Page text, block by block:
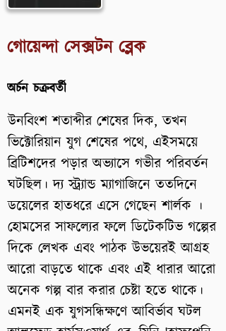
গোয়েন্দা সেক্সটন ব্লেক
অর্চন চক্রবর্তী
উনবিংশ শতাব্দীর শেষের দিক, তখন
ভিক্টোরিয়ান যুগ শেষের পথে, এইসময়ে
ব্রিটিশদের পড়ার অভ্যাসে গভীর পরিবর্তন
ঘটছিল। দ্য স্ট্র্যান্ড ম্যাগাজিনে ততদিনে
ডয়েলের হাতধরে এসে গেছেন শার্লক ।
হোমসের সাফল্যের ফলে ডিটেকটিভ গল্পের
দিকে লেখক এবং পাঠক উভয়েরই আগ্রহ
আরো বাড়তে থাকে এবং এই ধারার আরো
অনেক গল্প বার করার চেষ্টা হতে থাকে।
এমনই এক যুগসন্ধিক্ষণে আবির্ভাব ঘটল